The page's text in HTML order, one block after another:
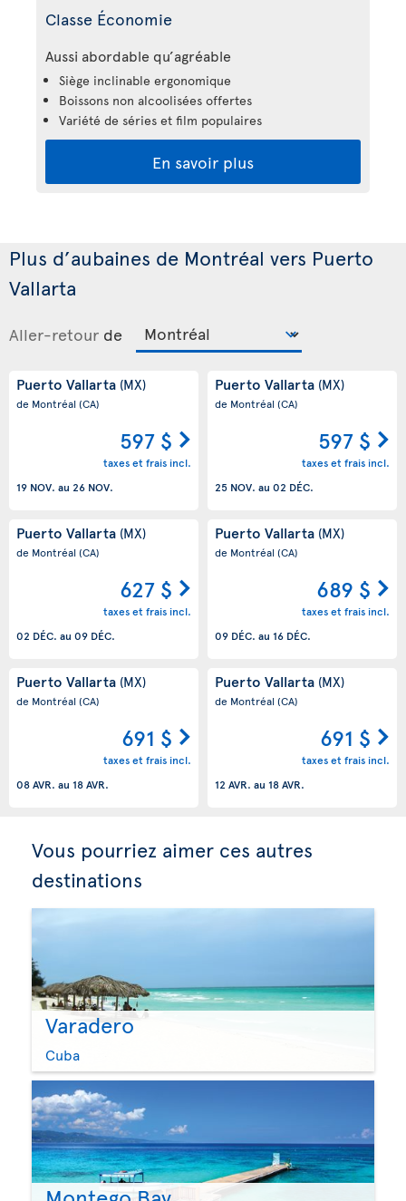
Classe Économie
Aussi abordable qu’agréable
Siège inclinable ergonomique
Boissons non alcoolisées offertes
Variété de séries et film populaires
En savoir plus
Plus d’aubaines de Montréal vers Puerto
Vallarta
Aller-retour de
Puerto Vallarta (MX)
de Montréal(CA)
597 $
taxes et frais incl.
19 NOV. au 26 NOV.
Puerto Vallarta (MX)
de Montréal(CA)
597 $
taxes et frais incl.
25 NOV. au 02 DÉC.
Puerto Vallarta (MX)
de Montréal(CA)
627 $
taxes et frais incl.
02 DÉC. au 09 DÉC.
Puerto Vallarta (MX)
de Montréal(CA)
689 $
taxes et frais incl.
09 DÉC. au 16 DÉC.
Puerto Vallarta (MX)
de Montréal(CA)
691 $
taxes et frais incl.
08 AVR. au 18 AVR.
Puerto Vallarta (MX)
de Montréal(CA)
691 $
taxes et frais incl.
12 AVR. au 18 AVR.
Vous pourriez aimer ces autres
destinations
Varadero
Cuba